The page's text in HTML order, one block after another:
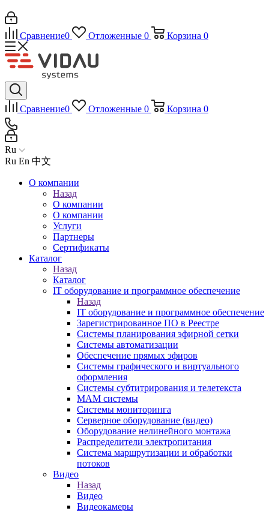
Сравнение0 Отложенные 0 Корзина 0
Сравнение0 Отложенные 0 Корзина 0
Ru
Ru En 中文
О компании
Назад
О компании
О компании
Услуги
Партнеры
Сертификаты
Каталог
Назад
Каталог
IT оборудование и программное обеспечение
Назад
IT оборудование и программное обеспечение
Зарегистрированное ПО в Реестре
Системы планирования эфирной сетки
Системы автоматизации
Обеспечение прямых эфиров
Системы графического и виртуального
оформления
Системы субтитрирования и телетекста
MAM системы
Системы мониторинга
Серверное оборудование (видео)
Оборудование нелинейного монтажа
Распределители электропитания
Система маршрутизации и обработки
потоков
Видео
Назад
Видео
Видеокамеры